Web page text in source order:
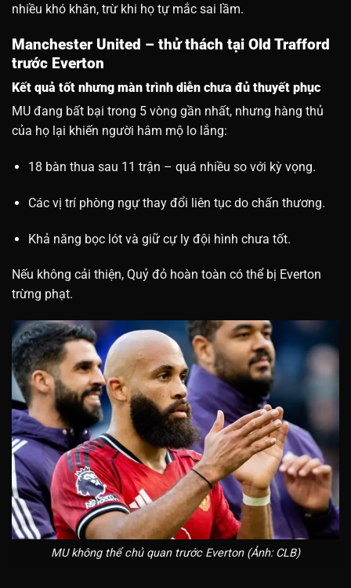
nhiều khó khăn, trừ khi họ tự mắc sai lầm.
Manchester United – thử thách tại Old Trafford
trước Everton
Kết quả tốt nhưng màn trình diễn chưa đủ thuyết phục
MU đang bất bại trong 5 vòng gần nhất, nhưng hàng thủ
của họ lại khiến người hâm mộ lo lắng:
18 bàn thua sau 11 trận – quá nhiều so với kỳ vọng.
Các vị trí phòng ngự thay đổi liên tục do chấn thương.
Khả năng bọc lót và giữ cự ly đội hình chưa tốt.
Nếu không cải thiện, Quỷ đỏ hoàn toàn có thể bị Everton
trừng phạt.
MU không thể chủ quan trước Everton (Ảnh: CLB)